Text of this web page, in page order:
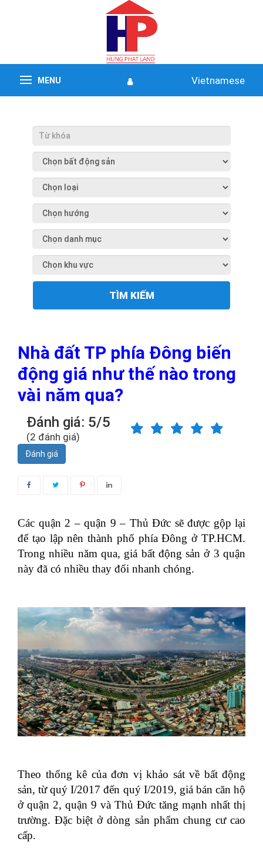
MENU Vietnamese
TÌM KIẾM
Nhà đất TP phía Đông biến
động giá như thế nào trong
vài năm qua?
Đánh giá: 5/5
(2 đánh giá)
Đánh giá
Các quận 2 – quận 9 – Thủ Đức sẽ được gộp lại
để tạo lập nên thành phố phía Đông ở TP.HCM.
Trong nhiều năm qua, giá bất động sản ở 3 quận
này đã có nhiều thay đổi nhanh chóng.
Theo thống kê của đơn vị khảo sát về bất động
sản, từ quý I/2017 đến quý I/2019, giá bán căn hộ
ở quận 2, quận 9 và Thủ Đức tăng mạnh nhất thị
trường. Đặc biệt ở dòng sản phẩm chung cư cao
cấp.